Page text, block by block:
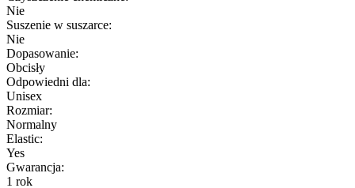
Nie
Suszenie w suszarce:
Nie
Dopasowanie:
Obcisły
Odpowiedni dla:
Unisex
Rozmiar:
Normalny
Elastic:
Yes
Gwarancja:
1 rok